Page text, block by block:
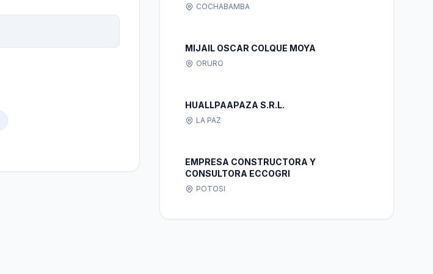
COCHABAMBA
MIJAIL OSCAR COLQUE MOYA
ORURO
HUALLPAAPAZA S.R.L.
LA PAZ
EMPRESA CONSTRUCTORA Y
CONSULTORA ECCOGRI
POTOSI